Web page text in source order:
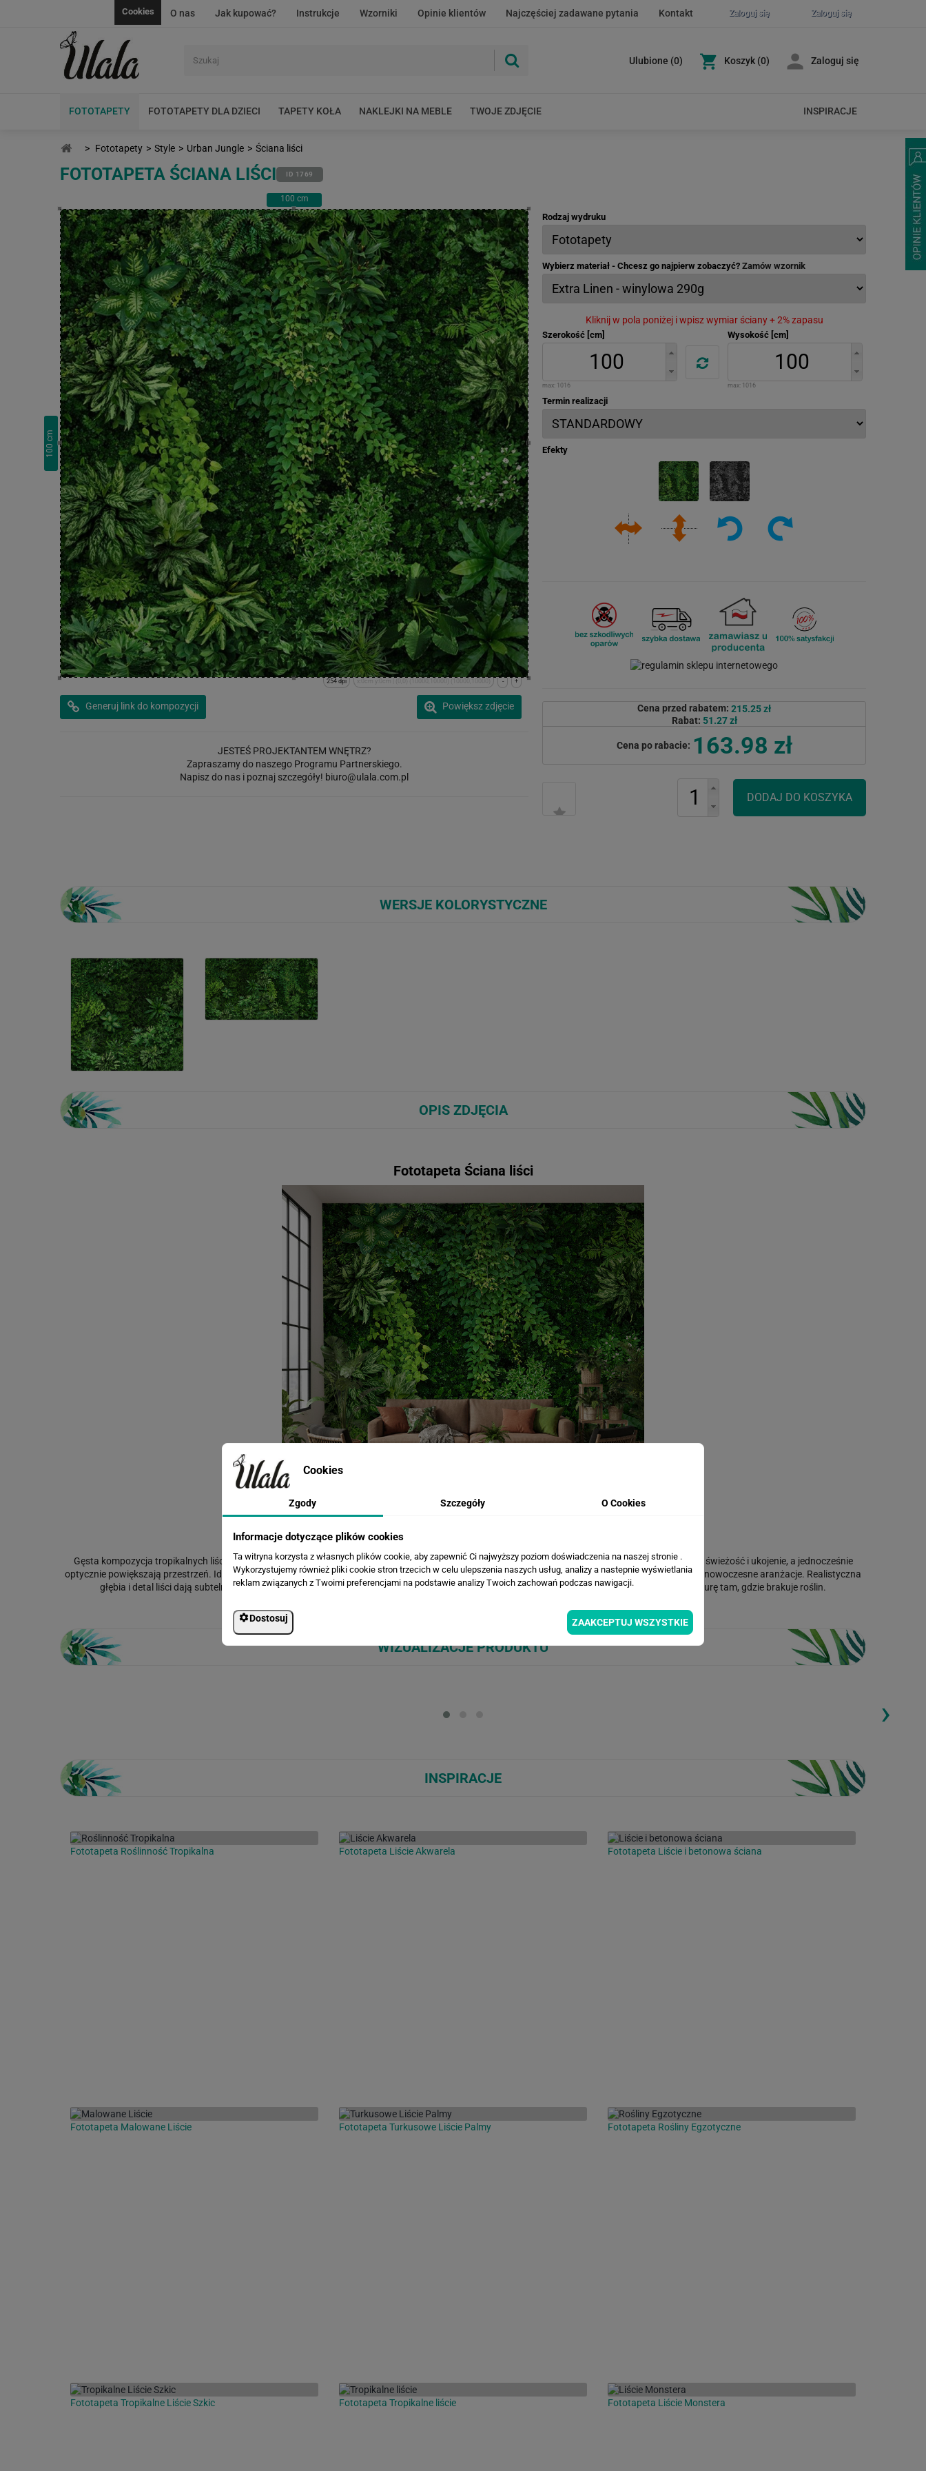
Zaloguj się
Zaloguj się
O nas Jak kupować? Instrukcje Wzorniki Opinie klientów Najczęściej zadawane pytania Kontakt
Cookies
Ulubione (0) Koszyk (0) Zaloguj się
FOTOTAPETY FOTOTAPETY DLA DZIECI TAPETY KOŁA NAKLEJKI NA MEBLE TWOJE ZDJĘCIE INSPIRACJE
> Fototapety > Style > Urban Jungle > Ściana liści
FOTOTAPETA ŚCIANA LIŚCI ID 1769
100 cm
100
cm
+
-
x:0cm y:0cm | (0,0) (10000,10000) (10000,10000)
254 dpi
Powiększ zdjęcie
Generuj link do kompozycji
JESTEŚ PROJEKTANTEM WNĘTRZ?
Zapraszamy do naszego Programu Partnerskiego.
Napisz do nas i poznaj szczegóły! biuro@ulala.com.pl
Rodzaj wydruku
Wybierz materiał - Chcesz go najpierw zobaczyć? Zamów wzornik
Kliknij w pola poniżej i wpisz wymiar ściany + 2% zapasu
Szerokość [cm]
max: 1016
Wysokość [cm]
max: 1016
Termin realizacji
Efekty
Cena przed rabatem: 215.25 zł
Rabat: 51.27 zł
Cena po rabacie: 163.98 zł
WERSJE KOLORYSTYCZNE
OPIS ZDJĘCIA
Fototapeta Ściana liści
Gęsta kompozycja tropikalnych liści, pnączy i paproci tworzy na tej fototapecie efekt naturalnej, żywej ściany. Soczyste odcienie zieleni wprowadzają świeżość i ukojenie, a jednocześnie
optycznie powiększają przestrzeń. Idealna do salonu, sypialni, domowego biura, gabinetu spa czy restauracji, pięknie dopełnia styl boho, urban jungle i nowoczesne aranżacje. Realistyczna
głębia i detal liści dają subtelny efekt 3D, który natychmiast odmienia jednolitą ścianę. Łatwa w montażu i pielęgnacji, pozwala wprowadzić naturę tam, gdzie brakuje roślin.
WIZUALIZACJE PRODUKTU
Loading...
›
INSPIRACJE
Fototapeta Roślinność Tropikalna Fototapeta Liście Akwarela Fototapeta Liście i betonowa ściana
Fototapeta Malowane Liście Fototapeta Turkusowe Liście Palmy Fototapeta Rośliny Egzotyczne
Fototapeta Tropikalne Liście Szkic Fototapeta Tropikalne liście Fototapeta Liście Monstera
Cookies
Zgody Szczegóły O Cookies
Informacje dotyczące plików cookies
Ta witryna korzysta z własnych plików cookie, aby zapewnić Ci najwyższy poziom doświadczenia na naszej stronie .
Wykorzystujemy również pliki cookie stron trzecich w celu ulepszenia naszych usług, analizy a nastepnie wyświetlania
reklam związanych z Twoimi preferencjami na podstawie analizy Twoich zachowań podczas nawigacji.
Dostosuj ZAAKCEPTUJ WSZYSTKIE